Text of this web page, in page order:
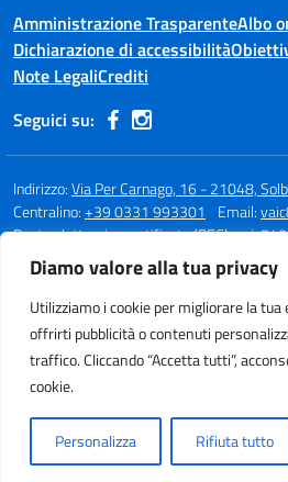
Diamo valore alla tua privacy
Utilizziamo i cookie per migliorare la
offrirti pubblicità o contenuti
traffico. Cliccando “Accetta tutti”,
cookie.
Personalizza Rifiuta tutto
Amministrazione TrasparenteAlbo
Dichiarazione di accessibilità
Note LegaliCrediti
Seguici su:
Indirizzo:Via Per Carnago, 16 - 21048,
Centralino:+39 0331 993301 Email:
Posta elettronica certificata (PEC):
Codice fiscale: 80015980123
Codice meccanografico:
VAIC84000Q
Codice unico di fatturazione (CUF): UFBQUC